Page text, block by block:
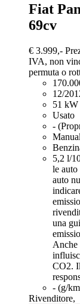
Fiat
69cv
€ 3.999,-
IVA, non
permuta o
12/
51
Usato
-
5,2 l/
le
auto
una
Anche
CO2.
- (g/
Rivenditore,